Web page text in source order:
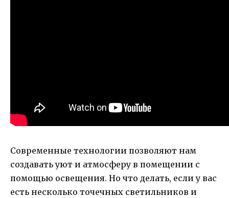
Современные технологии позволяют нам
создавать уют и атмосферу в помещении с
помощью освещения. Но что делать, если у вас
есть несколько точечных светильников и